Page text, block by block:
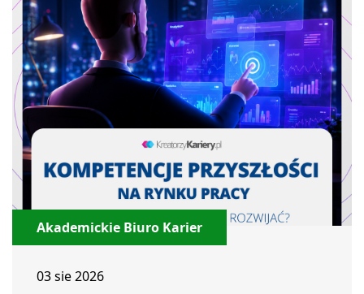
Akademickie Biuro Karier
03 sie 2026